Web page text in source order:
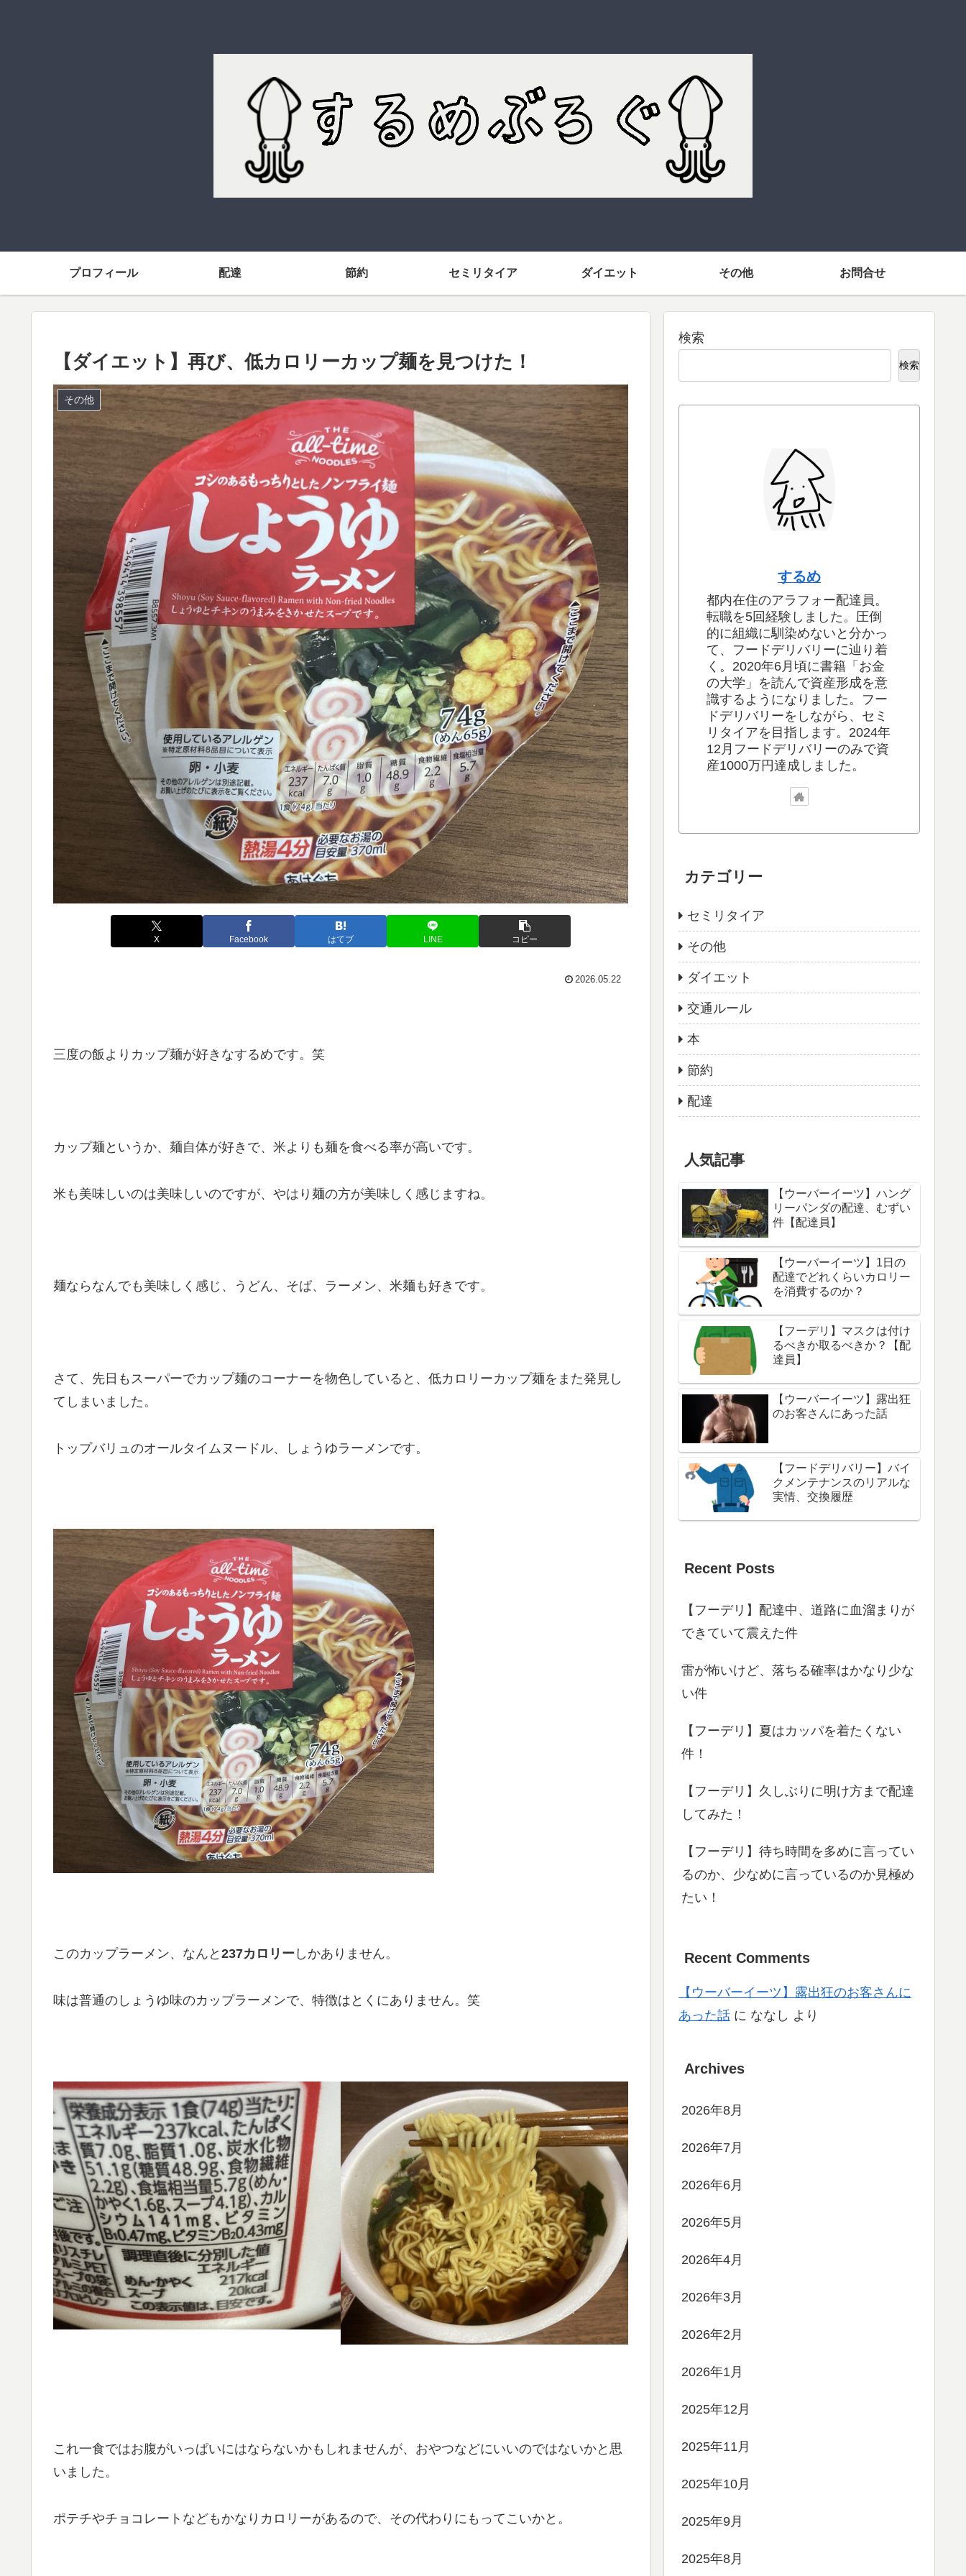
プロフィール 配達 節約 セミリタイア ダイエット その他 お問合せ
【ダイエット】再び、低カロリーカップ麺を見つけた！
その他
X Facebook はてブ LINE コピー
2026.05.22
三度の飯よりカップ麺が好きなするめです。笑
カップ麺というか、麺自体が好きで、米よりも麺を食べる率が高いです。
米も美味しいのは美味しいのですが、やはり麺の方が美味しく感じますね。
麺ならなんでも美味しく感じ、うどん、そば、ラーメン、米麺も好きです。
さて、先日もスーパーでカップ麺のコーナーを物色していると、低カロリーカップ麺をまた発見し
てしまいました。
トップバリュのオールタイムヌードル、しょうゆラーメンです。
このカップラーメン、なんと 237カロリー しかありません。
味は普通のしょうゆ味のカップラーメンで、特徴はとくにありません。笑
これ一食ではお腹がいっぱいにはならないかもしれませんが、おやつなどにいいのではないかと思
いました。
ポテチやチョコレートなどもかなりカロリーがあるので、その代わりにもってこいかと。
検索
検索
するめ
都内在住のアラフォー配達員。
転職を5回経験しました。圧倒
的に組織に馴染めないと分かっ
て、フードデリバリーに辿り着
く。2020年6月頃に書籍「お金
の大学」を読んで資産形成を意
識するようになりました。フー
ドデリバリーをしながら、セミ
リタイアを目指します。2024年
12月フードデリバリーのみで資
産1000万円達成しました。
カテゴリー
セミリタイア
その他
ダイエット
交通ルール
本
節約
配達
人気記事
【ウーバーイーツ】ハング
リーパンダの配達、むずい
件【配達員】
【ウーバーイーツ】1日の
配達でどれくらいカロリー
を消費するのか？
【フーデリ】マスクは付け
るべきか取るべきか？【配
達員】
【ウーバーイーツ】露出狂
のお客さんにあった話
【フードデリバリー】バイ
クメンテナンスのリアルな
実情、交換履歴
Recent Posts
【フーデリ】配達中、道路に血溜まりが
できていて震えた件
雷が怖いけど、落ちる確率はかなり少な
い件
【フーデリ】夏はカッパを着たくない
件！
【フーデリ】久しぶりに明け方まで配達
してみた！
【フーデリ】待ち時間を多めに言ってい
るのか、少なめに言っているのか見極め
たい！
Recent Comments
【ウーバーイーツ】露出狂のお客さんに
あった話 に ななし より
Archives
2026年8月
2026年7月
2026年6月
2026年5月
2026年4月
2026年3月
2026年2月
2026年1月
2025年12月
2025年11月
2025年10月
2025年9月
2025年8月